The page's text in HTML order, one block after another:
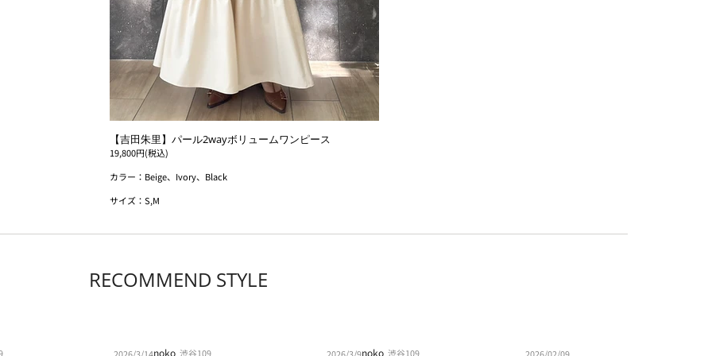
【吉田朱里】パール2wayボリュームワンピース
19,800円(税込)
カラー：Beige、Ivory、Black
サイズ：S,M
RECOMMEND STYLE
2026/3/14noko 渋谷109 2026/3/9noko 渋谷109 2026/02/09